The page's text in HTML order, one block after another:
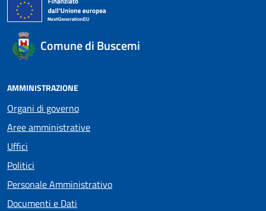
Comune di Buscemi
AMMINISTRAZIONE
Organi di governo
Aree amministrative
Uffici
Politici
Personale Amministrativo
Documenti e Dati